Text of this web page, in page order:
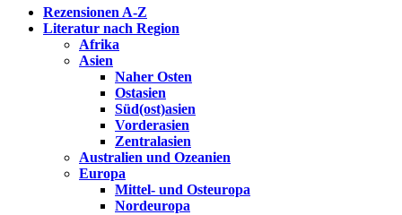
Rezensionen A-Z
Literatur nach Region
Afrika
Asien
Naher Osten
Ostasien
Süd(ost)asien
Vorderasien
Zentralasien
Australien und Ozeanien
Europa
Mittel- und Osteuropa
Nordeuropa